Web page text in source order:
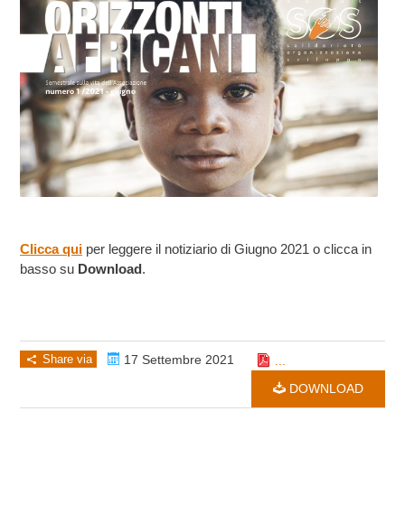
Clicca qui per leggere il notiziario di Giugno 2021 o clicca in
basso su Download.
Share via 17 Settembre 2021
DOWNLOAD